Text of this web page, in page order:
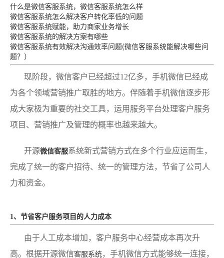
什么是微信客服系统，微信客服系统怎么样
微信客服系统怎么解决客户转化率低的问题
微信客服系统赋能，助力商家业务增长
微信客服系统的解决方案有哪些
微信客服系统有效解决沟通效率问题(微信客服系统能解决哪些问
题？）
现阶段，微信客户已经超过12亿多，手机微信已经成
为各个领域营销推广取胜的地方。伴随着手机微信逐步形
成大家极为重要的社交工具，运用服务平台处理客户服务
项目、营销推广及管理的概率也越来越大。
开源微信客服系统新式营销方式在多个行业应运而生，
完成了统一的客户招待、统一的管理方法，节省了公司人
力和资金。
1、节省客户服务项目的人力成本
由于人工成本增加，客户服务中心经营成本再次升
高。根据开源微信客服系统 ，手机微信方式能够统一连接，